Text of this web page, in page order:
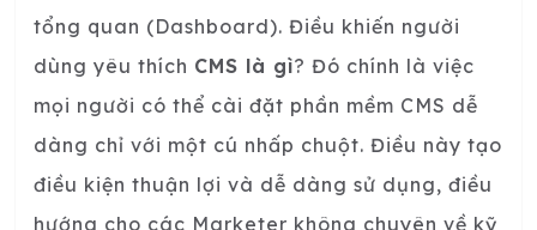
tổng quan (Dashboard). Điều khiến người
dùng yêu thích CMS là gì? Đó chính là việc
mọi người có thể cài đặt phần mềm CMS dễ
dàng chỉ với một cú nhấp chuột. Điều này tạo
điều kiện thuận lợi và dễ dàng sử dụng, điều
hướng cho các Marketer không chuyên về kỹ